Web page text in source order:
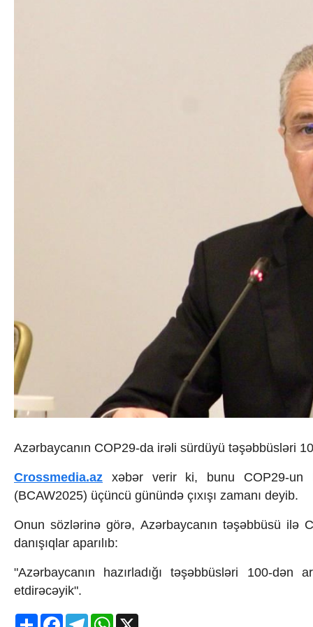
İqtisadiyyat
İqtisadi xəbərlər
Energetika
Neft-qaz
Əmək və sosial siyasət
Kənd təsərrüfatı
Hərbi sənaye
COP29
Cəmiyyət
Crossmedia.az - 1 yaş
Siyasət
Məhkəmə və hüquq
Ekologiya
Zəfər - 5
Gənclər və İdman
Media və QHT
Hadisə
Sağlamlıq
Sosium
Azərbaycanın COP29-da irəli sürdüyü təşəbbüsləri
Crossmedia.az xəbər verir ki, bunu COP29-un
(BCAW2025) üçüncü günündə çıxışı zamanı deyib.
Onun sözlərinə görə, Azərbaycanın təşəbbüsü ilə
danışıqlar aparılıb:
"Azərbaycanın hazırladığı təşəbbüsləri 100-
etdirəcəyik".
ShareFacebookTelegramWhatsApp
-